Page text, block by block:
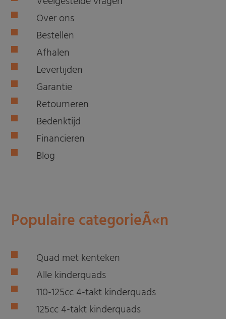
Over ons
Bestellen
Afhalen
Levertijden
Garantie
Retourneren
Bedenktijd
Financieren
Blog
Populaire categorieÃ«n
Quad met kenteken
Alle kinderquads
110-125cc 4-takt kinderquads
125cc 4-takt kinderquads